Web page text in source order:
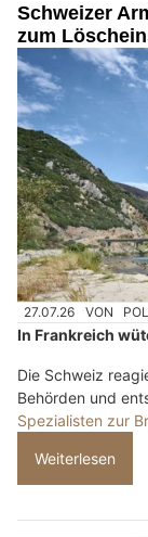
Schweizer
zum
27.07.26 VON
In Frankreich
Die Schweiz
Behörden und
Spezialisten zur
Weiterlesen